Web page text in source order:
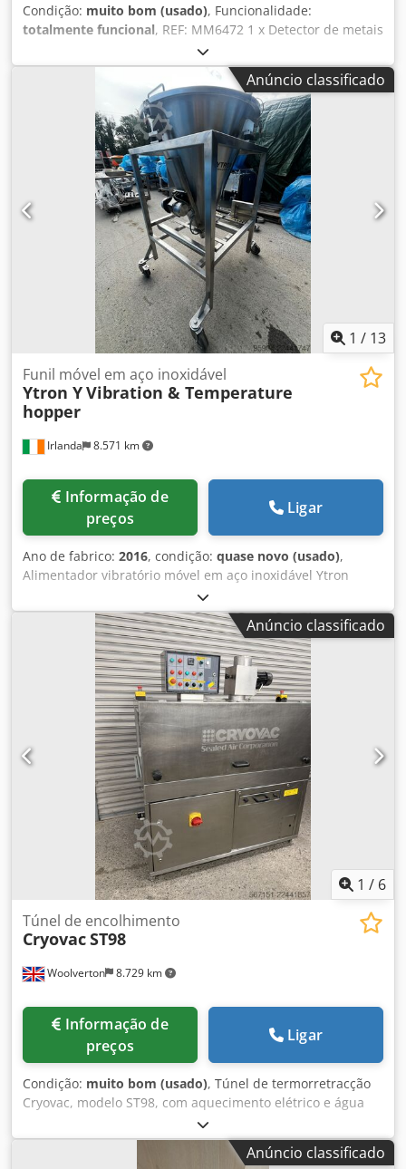
Condição: muito bom (usado), Funcionalidade:
totalmente funcional, REF: MM6472 1 x Detector de metais
Fortress Phantom montado numa esteira transportadora
inclinada, com alarme e paragem da esteira no sistema de
deteção e rejeição. Estrutura em aço inoxidável montada
em pés com altura ajustável. Fabricante – Fortress
Technology. Modelo – Fortress Phantom. Número de série
– K-24417-13183. Dimensões da abertura – 550 mm de
largura x 295 mm de altura (espaço livre). Orientação –
Inclinada, da esquerda para a direita. Tipo de esteira –
Modular, em plástico. Dimensões da esteira – 1750 mm de
comprimento x 530 mm de largura. Cjdszqt Hcepfx Acyeha
Requisitos elétricos – 380 V / 50 Hz / 3 fases.
Anúncio classificado
1 / 13
Irlanda 8.571 km
Funil móvel em aço inoxidável
Ytron YVibration & Temperature
hopper
preços
Ligar
Ano de fabrico: 2016, condição: quase novo (usado),
Alimentador vibratório móvel em aço inoxidável Ytron
Classificação EX: 11 2 D IP65, Atex Motor de vibração Sonda
de temperatura Ano de fabricação: 2016 Em estado como
novo Chjdpezp N Exjfx Acyea Inclui caixa de controlo
Anúncio classificado
1 / 6
Woolverton 8.729 km
Túnel de encolhimento
CryovacST98
preços
Ligar
Condição: muito bom (usado), Túnel de termorretracção
Cryovac, modelo ST98, com aquecimento elétrico e água
quente. Transportador com velocidade variável. Largura
máxima do produto: 550 mm. Temperatura da água: 87
graus Celsius. Chjdpezp N Rbjfx AcysaAnúncio classificado